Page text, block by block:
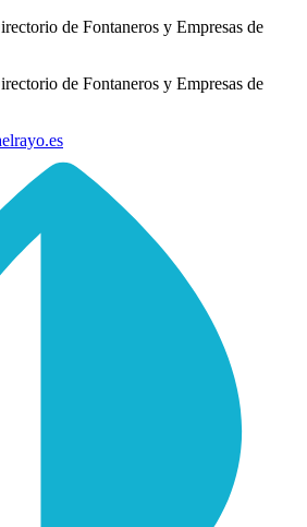
de Fontaneros y Empresas de
de Fontaneros y Empresas de